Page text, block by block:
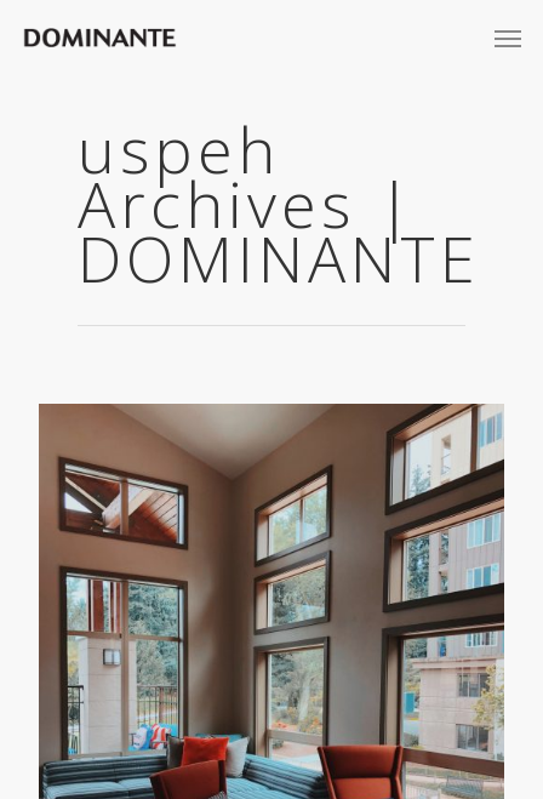
uspeh
Archives |
DOMINANTE